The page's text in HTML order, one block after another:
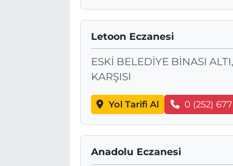
Letoon Eczanesi
ESKİ BELEDİYE BİNASI
KARŞISI
Yol Tarifi Al 0 (252)
Anadolu Eczanesi